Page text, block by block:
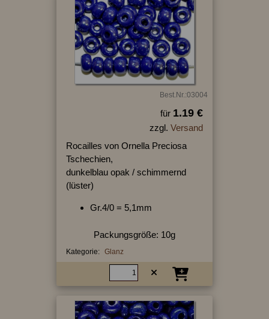
Best.Nr.:03004
für 1.19 €
zzgl. Versand
Rocailles von Ornella Preciosa
Tschechien,
dunkelblau opak / schimmernd
(lüster)
Gr.4/0 = 5,1mm
Packungsgröße: 10g
Kategorie: Glanz